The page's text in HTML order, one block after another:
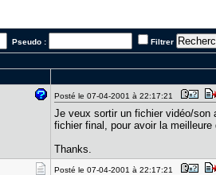
Pseudo : Filtrer
Posté le 07-04-2001 à 22:17:21
Je veux sortir un fichier vidéo/son
fichier final, pour avoir la
Thanks.
Posté le 07-04-2001 à 22:17:21